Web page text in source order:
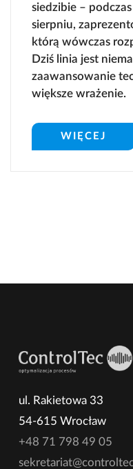
siedzibie –
sierpniu,
którą wówczas
Dziś linia jest
zaawansowanie
większe wrażenie.
WIĘCEJ
ul. Rakietowa 33
54-615 Wrocław
+48 71 798 49 05